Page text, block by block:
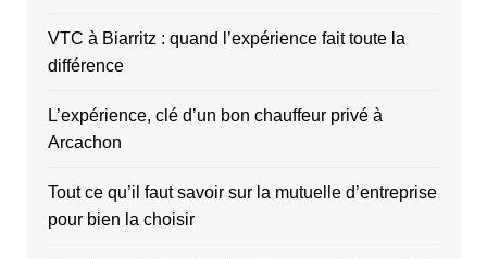
VTC à Biarritz : quand l’expérience fait toute la
différence
L’expérience, clé d’un bon chauffeur privé à
Arcachon
Tout ce qu’il faut savoir sur la mutuelle d’entreprise
pour bien la choisir